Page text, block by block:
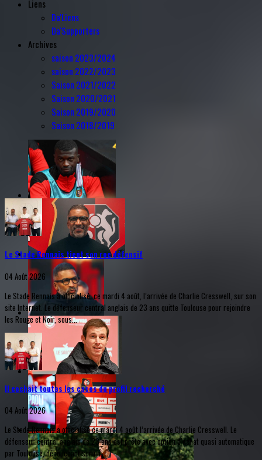
Liens
Da'Liens
Da'Supporters
Archives
saison 2023/2024
saison 2022/2023
Saison 2021/2022
Saison 2020/2021
Saison 2019/2020
Saison 2018/2019
Le Stade Rennais tient son roc défensif
04 Août 2026
Le Stade Rennais a officialisé, ce mardi 4 août, l’arrivée de Charlie Cresswell, sur son
site Internet. Le défenseur central anglais de 23 ans quitte Toulouse pour rejoindre
les Rouge et Noir, sous...
Il cochait toutes les cases du profil recherché
04 Août 2026
Le Stade Rennais a officialisé ce mardi 4 août l’arrivée de Charlie Cresswell. Le
défenseur central anglais de 23 ans est prêté avec option d’achat quasi automatique
par Toulouse, débouchant sur un...